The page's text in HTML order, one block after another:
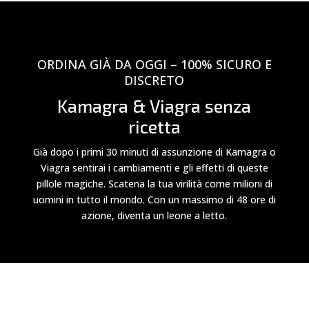
ORDINA GIÀ DA OGGI – 100% SICURO E
DISCRETO
Kamagra & Viagra senza
ricetta
Già dopo i primi 30 minuti di assunzione di Kamagra o
Viagra sentirai i cambiamenti e gli effetti di queste
pillole magiche. Scatena la tua virilità come milioni di
uomini in tutto il mondo. Con un massimo di 48 ore di
azione, diventa un leone a letto.